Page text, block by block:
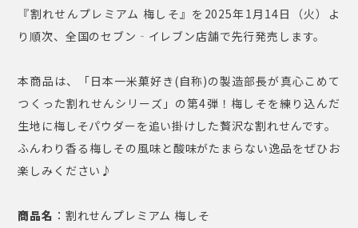
『割れせんプレミアム 梅しそ』を2025年1⽉14日（火）よ
り順次、全国のセブン‐イレブン店舗で先行発売します。
本商品は、「日本一米菓好き(自称)の製造部長が真心こめて
つくった割れせんシリーズ」の第4弾！梅しそを練り込んだ
生地に梅しそパウダーを追い掛けした贅沢な割れせんです。
ふんわり香る梅しその風味と酸味がたまらない逸品をぜひお
楽しみください♪
商品名 ：割れせんプレミアム 梅しそ